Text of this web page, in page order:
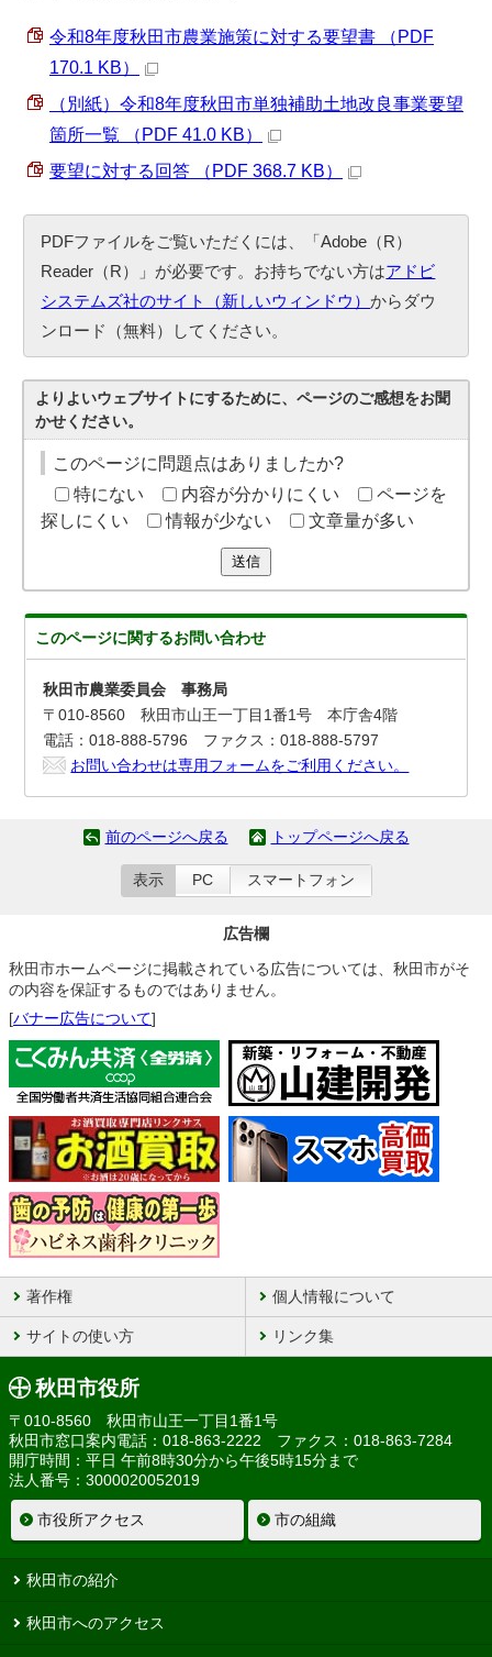
令和8年度秋田市農業施策に対する要望書 （PDF
170.1 KB）
（別紙）令和8年度秋田市単独補助土地改良事業要望
箇所一覧 （PDF 41.0 KB）
要望に対する回答 （PDF 368.7 KB）
PDFファイルをご覧いただくには、「Adobe（R）
Reader（R）」が必要です。お持ちでない方はアドビ
システムズ社のサイト（新しいウィンドウ）からダウ
ンロード（無料）してください。
よりよいウェブサイトにするために、ページのご感想をお聞
かせください。
このページに問題点はありましたか?
特にない
内容が分かりにくい
ページを
探しにくい
情報が少ない 文章量が多い
送信
このページに関するお問い合わせ
秋田市農業委員会 事務局
〒010-8560 秋田市山王一丁目1番1号 本庁舎4階
電話：018-888-5796 ファクス：018-888-5797
お問い合わせは専用フォームをご利用ください。
前のページへ戻る トップページへ戻る
表示 PC スマートフォン
広告欄
秋田市ホームページに掲載されている広告については、秋田市がそ
の内容を保証するものではありません。
[バナー広告について]
著作権 個人情報について
サイトの使い方 リンク集
秋田市役所
〒010-8560 秋田市山王一丁目1番1号
秋田市窓口案内電話：018-863-2222 ファクス：018-863-7284
開庁時間：平日 午前8時30分から午後5時15分まで
法人番号：3000020052019
市役所アクセス 市の組織
秋田市の紹介
秋田市へのアクセス